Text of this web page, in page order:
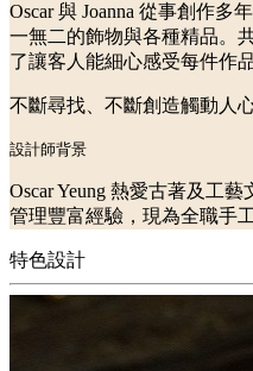
Oscar 與 Joanna 從事創作多
一無二的飾物與各種精品。
了讓客人能細心感受每件作
不斷尋找、不斷創造觸動人
設計師背景
Oscar Yeung 熱愛古著及工
管理豐富經驗，現為全職手工
特色設計